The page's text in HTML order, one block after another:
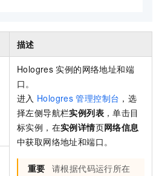
描述
Hologres 实例的网络地址和端
口。
进入 Hologres 管理控制台 ，选
择左侧导航栏实例列表 ，单击目
标实例，在实例详情页网络信息
中获取网络地址和端口。
重要 请根据代码运行所在